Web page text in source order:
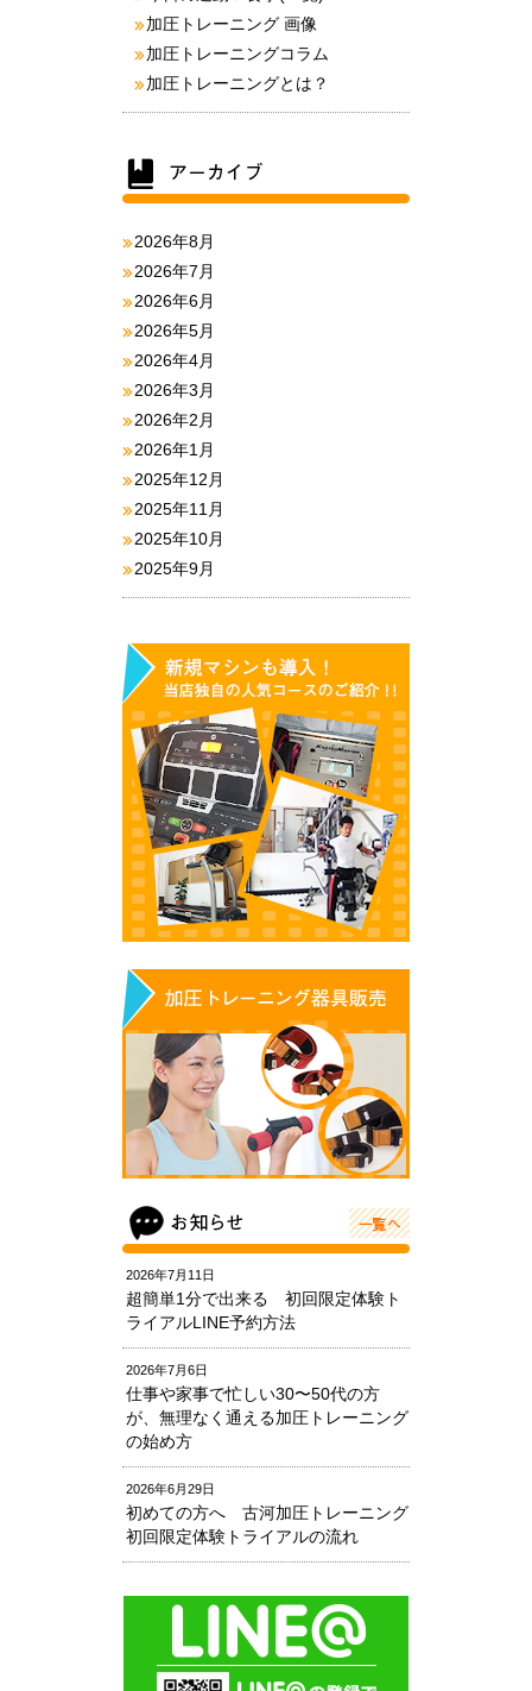
加圧トレーニング 画像
加圧トレーニングコラム
加圧トレーニングとは？
2026年8月
2026年7月
2026年6月
2026年5月
2026年4月
2026年3月
2026年2月
2026年1月
2025年12月
2025年11月
2025年10月
2025年9月
2026年7月11日
超簡単1分で出来る 初回限定体験ト
ライアルLINE予約方法
2026年7月6日
仕事や家事で忙しい30〜50代の方
が、無理なく通える加圧トレーニング
の始め方
2026年6月29日
初めての方へ 古河加圧トレーニング
初回限定体験トライアルの流れ